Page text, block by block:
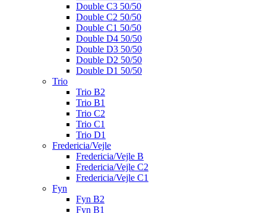
Double C3 50/50
Double C2 50/50
Double C1 50/50
Double D4 50/50
Double D3 50/50
Double D2 50/50
Double D1 50/50
Trio
Trio B2
Trio B1
Trio C2
Trio C1
Trio D1
Fredericia/Vejle
Fredericia/Vejle B
Fredericia/Vejle C2
Fredericia/Vejle C1
Fyn
Fyn B2
Fyn B1